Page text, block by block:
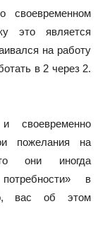
своевременном
это является
на работу
в 2 через 2.
своевременно
пожелания на
они иногда
в
вас об этом